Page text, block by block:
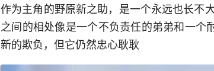
作为主角的野原新之助，是一个永远也长不
之间的相处像是一个不负责任的弟弟和一
新的欺负，但它仍然忠心耿耿